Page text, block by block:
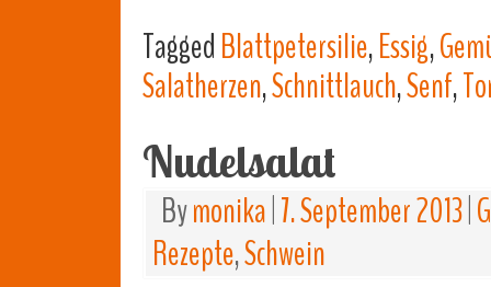
TaggedBlattpetersilie,Essig,
Salatherzen,Schnittlauch,Senf,
Nudelsalat
Bymonika 7. September 2013
Rezepte,Schwein